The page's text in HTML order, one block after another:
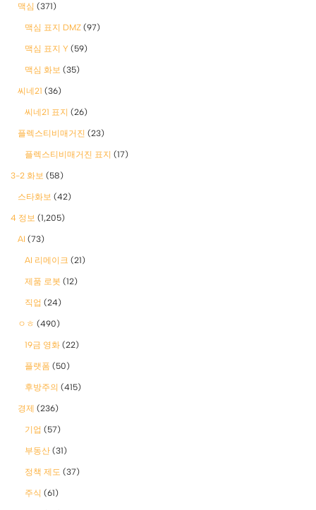
맥심 (371)
맥심 표지 DMZ (97)
맥심 표지 Y (59)
맥심 화보 (35)
씨네21 (36)
씨네21 표지 (26)
플렉스티비매거진 (23)
플렉스티비매거진 표지 (17)
3-2 화보 (58)
스타화보 (42)
4 정보 (1,205)
AI (73)
AI 리메이크 (21)
제품 로봇 (12)
직업 (24)
ㅇㅎ (490)
19금 영화 (22)
플랫폼 (50)
후방주의 (415)
경제 (236)
기업 (57)
부동산 (31)
정책 제도 (37)
주식 (61)